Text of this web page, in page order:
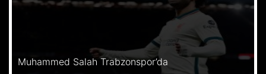
Muhammed Salah Trabzonspor’da